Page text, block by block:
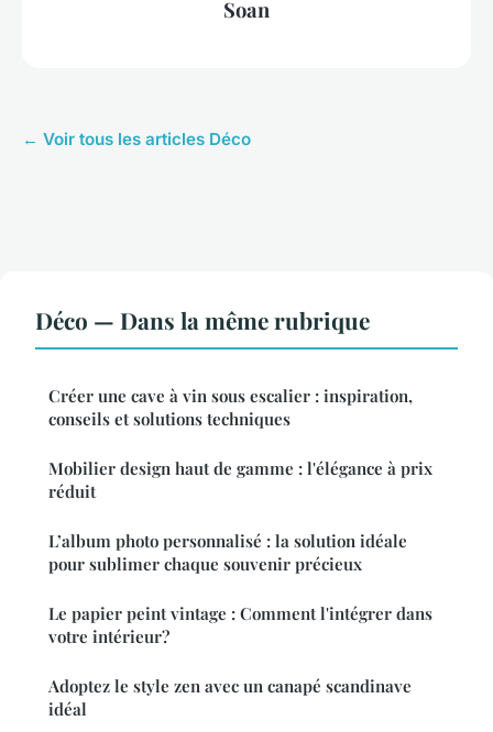
Soan
← Voir tous les articles Déco
Déco — Dans la même rubrique
Créer une cave à vin sous escalier : inspiration,
conseils et solutions techniques
Mobilier design haut de gamme : l'élégance à prix
réduit
L’album photo personnalisé : la solution idéale
pour sublimer chaque souvenir précieux
Le papier peint vintage : Comment l'intégrer dans
votre intérieur?
Adoptez le style zen avec un canapé scandinave
idéal